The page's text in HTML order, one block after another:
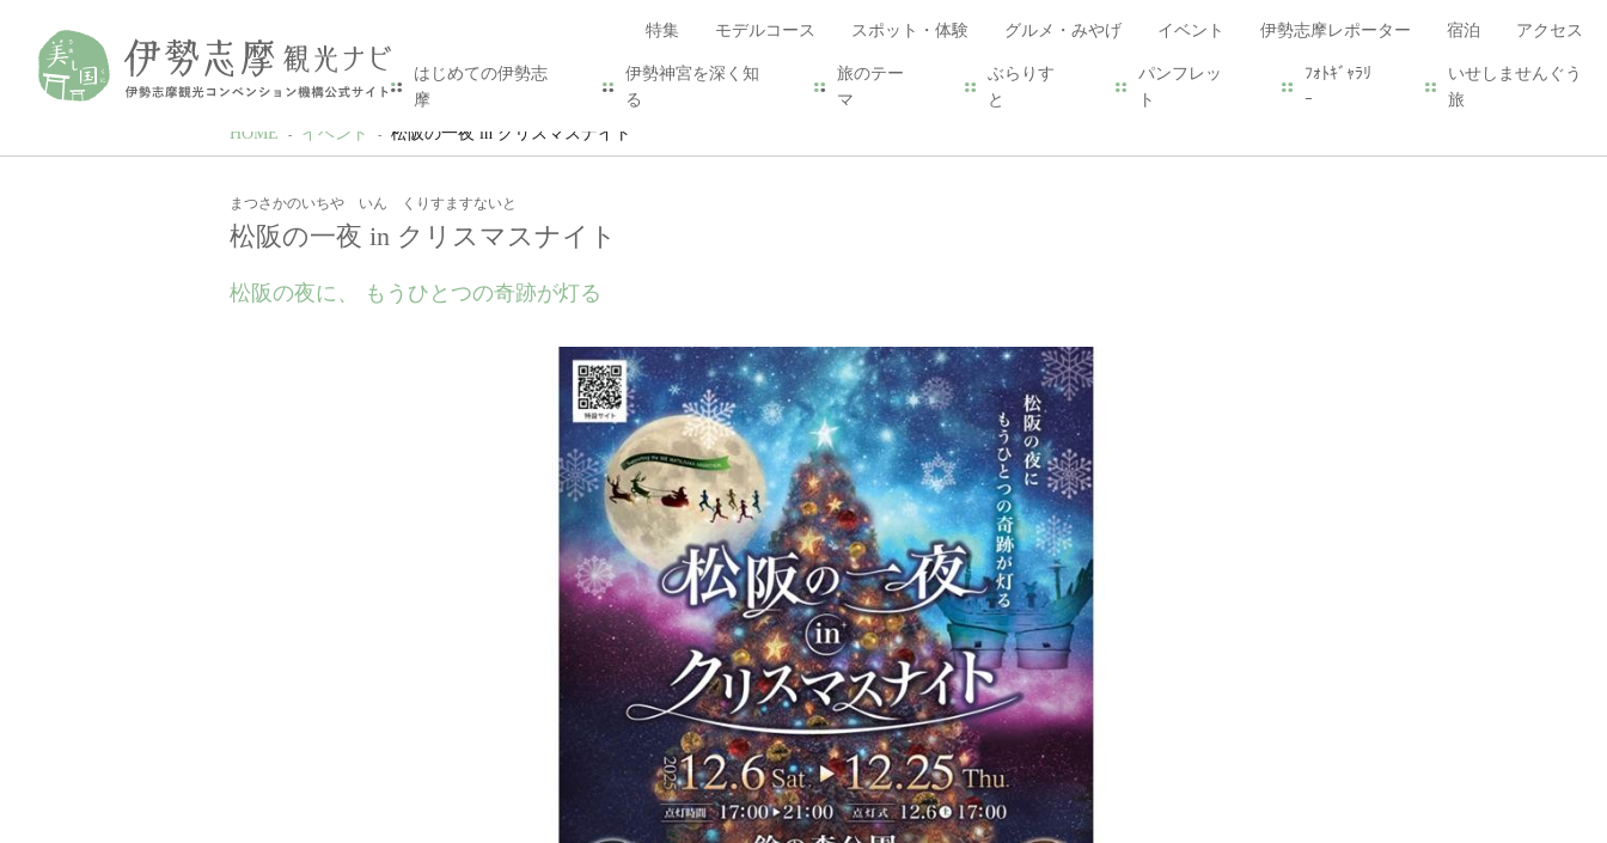
特集 モデルコース スポット・体験 グルメ・みやげ イベント 伊勢志摩レポーター 宿泊 アクセス
はじめての伊勢志
摩
伊勢神宮を深く知
る
旅のテー
マ
ぶらりす
と
パンフレッ
ト
ﾌｫﾄｷﾞｬﾗﾘ
ｰ
いせしませんぐう
旅
HOME イベント 松阪の一夜 in クリスマスナイト
まつさかのいちや いん くりすますないと
松阪の一夜 in クリスマスナイト
松阪の夜に、 もうひとつの奇跡が灯る